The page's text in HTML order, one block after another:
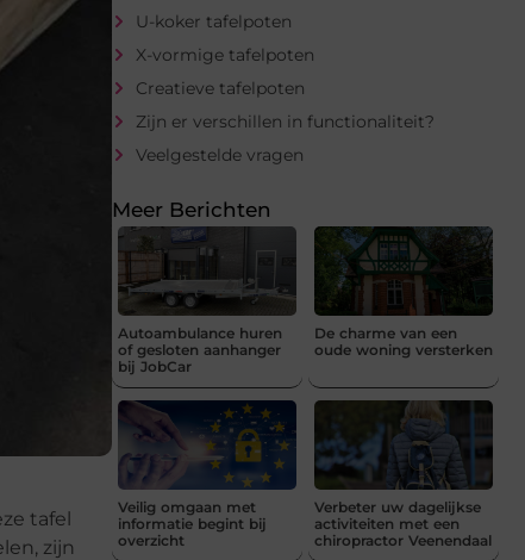
tafel
zijn
U-koker tafelpoten
X-vormige tafelpoten
Creatieve tafelpoten
Zijn er verschillen in functionaliteit?
Veelgestelde vragen
Meer Berichten
Autoambulance huren
of gesloten aanhanger
bij JobCar
De charme van een
oude woning versterken
Veilig omgaan met
informatie begint bij
overzicht
Verbeter uw dagelijkse
activiteiten met een
chiropractor Veenendaal